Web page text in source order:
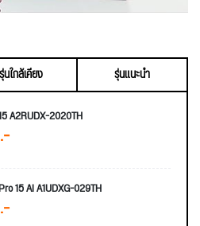
รุ่นใกล้เคียง
รุ่นแนะนำ
A2RUDX-2020TH
15 AI A1UDXG-029TH